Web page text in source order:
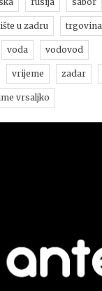
u zadru trgovina
voda vodovod
vrijeme zadar
vrsaljko